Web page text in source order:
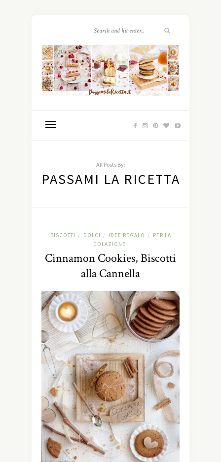
All Posts By:
PASSAMI LA RICETTA
BISCOTTI / DOLCI / IDEE REGALO /
PER LA
COLAZIONE
Cinnamon Cookies, Biscotti
alla Cannella